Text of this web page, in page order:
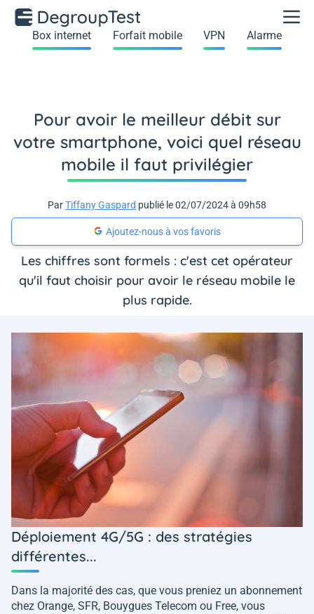
Box internet Forfait mobile VPN Alarme
Pour avoir le meilleur débit sur
votre smartphone, voici quel réseau
mobile il faut privilégier
ParTiffany Gaspard publié le 02/07/2024 à 09h58
Ajoutez-nous à vos favoris
Les chiffres sont formels : c'est cet opérateur
qu'il faut choisir pour avoir le réseau mobile le
plus rapide.
Déploiement 4G/5G : des stratégies
différentes...
Dans la majorité des cas, que vous preniez un abonnement
chez Orange, SFR, Bouygues Telecom ou Free, vous